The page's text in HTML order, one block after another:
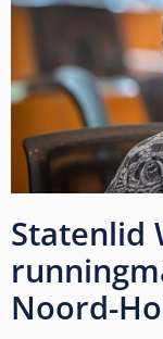
Statenlid
Noord-